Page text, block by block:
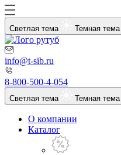
Светлая тема Темная тема
info@t-sib.ru
8-800-500-4-054
Светлая тема Темная тема
О компании
Каталог